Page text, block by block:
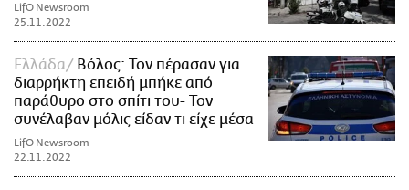
LifO Newsroom
25.11.2022
Ελλάδα
Βόλος: Τον πέρασαν για
διαρρήκτη επειδή μπήκε από
παράθυρο στο σπίτι του- Τον
συνέλαβαν μόλις είδαν τι είχε μέσα
LifO Newsroom
22.11.2022